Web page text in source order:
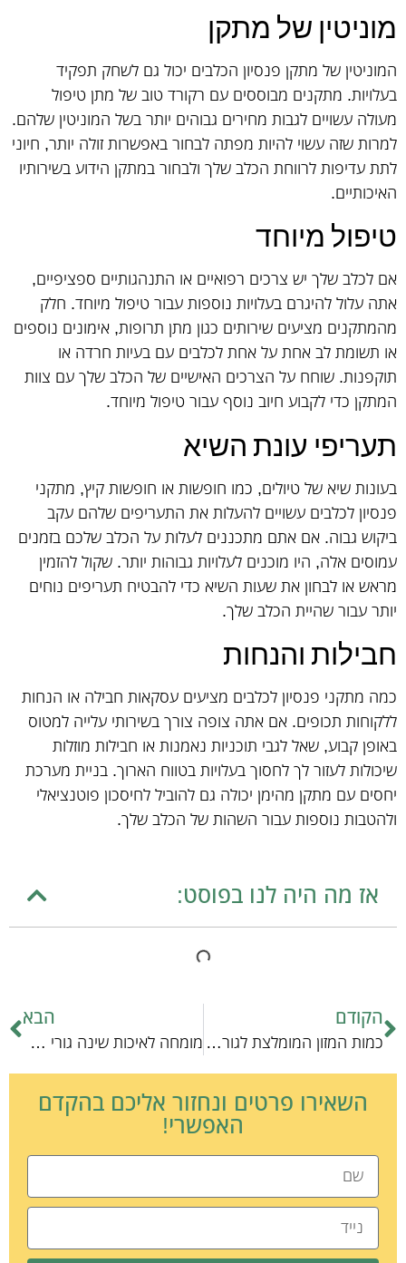
מוניטין של מתקן
המוניטין של מתקן פנסיון הכלבים יכול גם לשחק תפקיד
בעלויות. מתקנים מבוססים עם רקורד טוב של מתן טיפול
מעולה עשויים לגבות מחירים גבוהים יותר בשל המוניטין שלהם.
למרות שזה עשוי להיות מפתה לבחור באפשרות זולה יותר, חיוני
לתת עדיפות לרווחת הכלב שלך ולבחור במתקן הידוע בשירותיו
האיכותיים.
טיפול מיוחד
אם לכלב שלך יש צרכים רפואיים או התנהגותיים ספציפיים,
אתה עלול להיגרם בעלויות נוספות עבור טיפול מיוחד. חלק
מהמתקנים מציעים שירותים כגון מתן תרופות, אימונים נוספים
או תשומת לב אחת על אחת לכלבים עם בעיות חרדה או
תוקפנות. שוחח על הצרכים האישיים של הכלב שלך עם צוות
המתקן כדי לקבוע חיוב נוסף עבור טיפול מיוחד.
תעריפי עונת השיא
בעונות שיא של טיולים, כמו חופשות או חופשות קיץ, מתקני
פנסיון לכלבים עשויים להעלות את התעריפים שלהם עקב
ביקוש גבוה. אם אתם מתכננים לעלות על הכלב שלכם בזמנים
עמוסים אלה, היו מוכנים לעלויות גבוהות יותר. שקול להזמין
מראש או לבחון את שעות השיא כדי להבטיח תעריפים נוחים
יותר עבור שהיית הכלב שלך.
חבילות והנחות
כמה מתקני פנסיון לכלבים מציעים עסקאות חבילה או הנחות
ללקוחות תכופים. אם אתה צופה צורך בשירותי עלייה למטוס
באופן קבוע, שאל לגבי תוכניות נאמנות או חבילות מוזלות
שיכולות לעזור לך לחסוך בעלויות בטווח הארוך. בניית מערכת
יחסים עם מתקן מהימן יכולה גם להוביל לחיסכון פוטנציאלי
ולהטבות נוספות עבור השהות של הכלב שלך.
אז מה היה לנו בפוסט:
הקודם
כמות המזון המומלצת לגורי כלבים: מדריך עיקרי
הבא
מומחה לאיכות שינה גורי כלבים
השאירו פרטים ונחזור אליכם בהקדם
האפשרי!